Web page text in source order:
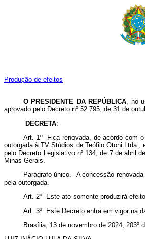
Produção de efeitos
O PRESIDENTE DA REPÚBLICA, no
aprovado pelo Decreto nº 52.795, de 31 de
DECRETA:
Art. 1º Fica renovada, de acordo com
outorgada à TV Stúdios de Teófilo Otoni
pelo Decreto Legislativo nº 134, de 7 de abril
Minas Gerais.
Parágrafo único. A concessão
pela outorgada.
Art. 2º Este ato somente produzirá
Art. 3º Este Decreto entra em vigor na
Brasília, 13 de novembro de 2024; 203º